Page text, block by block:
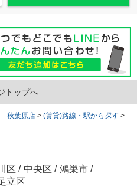
トップへ
秋葉原店 > (賃貸)路線・駅から探す >
区 / 中央区 / 鴻巣市 /
立区